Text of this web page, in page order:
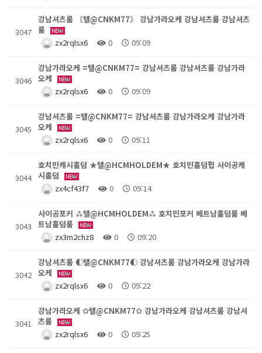
3047
강남셔츠룸 〘텔@CNKM77〙 강남가라오케 강남셔츠룸 강남셔츠
룸
zx2rqlsx6
0 09:09
3046
강남가라오케 =텔@CNKM77= 강남셔츠룸 강남셔츠룸 강남가라
오케
zx2rqlsx6
0 09:09
3045
강남셔츠룸 =텔@CNKM77= 강남셔츠룸 강남가라오케 강남가라
오케
zx2rqlsx6
0 09:11
3044
호치민캐시홀덤 ★텔@HCMHOLDEM★ 호치민홀덤펍 사이공캐
시홀덤
zx4cf43f7
0 09:14
3043
사이공포커 ⁂텔@HCMHOLDEM⁂ 호치민포커 베트남홀덤룸 베
트남홀덤룸
zx3m2chz8
0 09:20
3042
강남셔츠룸 ◐텔@CNKM77◐ 강남셔츠룸 강남가라오케 강남가라
오케
zx2rqlsx6
0 09:22
3041
강남가라오케 ✩텔@CNKM77✩ 강남가라오케 강남셔츠룸 강남셔
츠룸
zx2rqlsx6
0 09:25